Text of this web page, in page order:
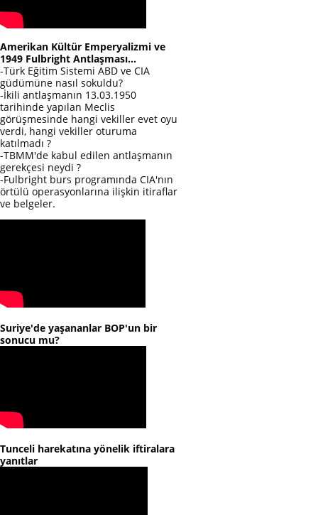
Amerikan Kültür Emperyalizmi ve
1949 Fulbright Antlaşması...
-Türk Eğitim Sistemi ABD ve CIA
güdümüne nasıl sokuldu?
-İkili antlaşmanın 13.03.1950
tarihinde yapılan Meclis
görüşmesinde hangi vekiller evet oyu
verdi, hangi vekiller oturuma
katılmadı ?
-TBMM'de kabul edilen antlaşmanın
gerekçesi neydi ?
-Fulbright burs programında CIA'nın
örtülü operasyonlarına ilişkin itiraflar
ve belgeler.
Suriye'de yaşananlar BOP'un bir
sonucu mu?
Tunceli harekatına yönelik iftiralara
yanıtlar